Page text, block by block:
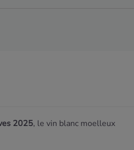
2025, le vin blanc moelleux